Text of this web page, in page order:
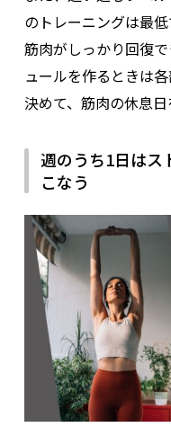
のトレーニングは最
筋肉がしっかり回復
ュールを作るときは
決めて、筋肉の休息日
週のうち1日はス
こなう